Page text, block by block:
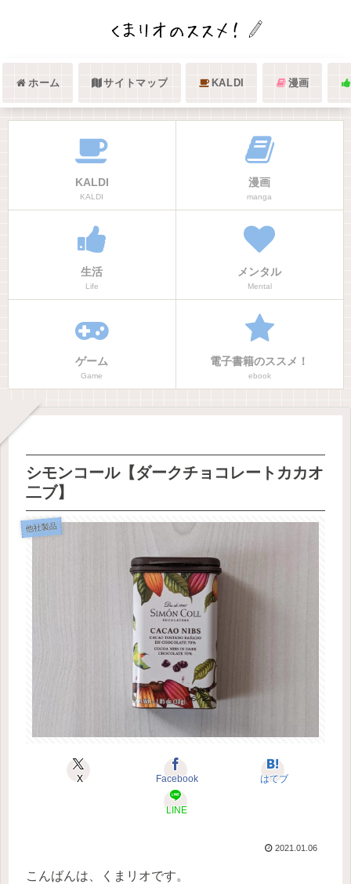
ホーム サイトマップ KALDI 漫画
KALDI
KALDI
漫画
manga
生活
Life
メンタル
Mental
ゲーム
Game
電子書籍のススメ！
ebook
シモンコール【ダークチョコレートカカオ
二ブ】
他社製品
X Facebook はてブ
LINE
2021.01.06
こんばんは、くまリオです。